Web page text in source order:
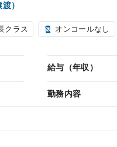
）
クラス オンコールなし
給与（年収）
勤務内容